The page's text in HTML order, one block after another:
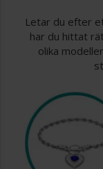
Letar du efter
har du hittat
olika